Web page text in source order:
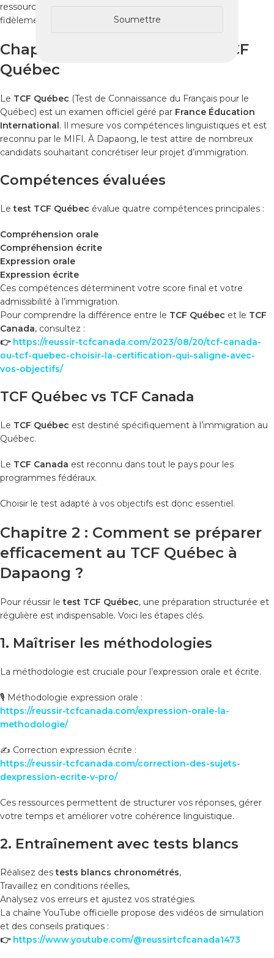
Soumettre
ressources fiables et les
fidèlement les conditions de l’examen réel.
Chapitre 1 : Présentation du TCF
Québec
Le TCF Québec (Test de Connaissance du Français pour le
Québec) est un examen officiel géré par France Éducation
International. Il mesure vos compétences linguistiques et est
reconnu par le MIFI. À Dapaong, le test attire de nombreux
candidats souhaitant concrétiser leur projet d’immigration.
Compétences évaluées
Letest TCF Québec évalue quatre compétences principales :
Compréhension orale
Compréhension écrite
Expression orale
Expression écrite
Ces compétences déterminent votre score final et votre
admissibilité à l’immigration.
Pour comprendre la différence entre le TCF Québec et le TCF
Canada, consultez :
👉 https://reussir-tcfcanada.com/2023/08/20/tcf-canada-
ou-tcf-quebec-choisir-la-certification-qui-saligne-avec-
vos-objectifs/
TCF Québec vs TCF Canada
Le TCF Québec est destiné spécifiquement à l’immigration au
Québec.
Le TCF Canada est reconnu dans tout le pays pour les
programmes fédéraux.
Choisir le test adapté à vos objectifs est donc essentiel.
Chapitre 2 : Comment se préparer
efficacement au TCF Québec à
Dapaong ?
Pour réussir letest TCF Québec, une préparation structurée et
régulière est indispensable. Voici les étapes clés.
1. Maîtriser les méthodologies
La méthodologie est cruciale pour l’expression orale et écrite.
🎙️ Méthodologie expression orale :
https://reussir-tcfcanada.com/expression-orale-la-
methodologie/
✍️ Correction expression écrite :
https://reussir-tcfcanada.com/correction-des-sujets-
dexpression-ecrite-v-pro/
Ces ressources permettent de structurer vos réponses, gérer
votre temps et améliorer votre cohérence linguistique.
2. Entraînement avec tests blancs
Réalisez destests blancs chronométrés,
Travaillez en conditions réelles,
Analysez vos erreurs et ajustez vos stratégies.
La chaîne YouTube officielle propose des vidéos de simulation
et des conseils pratiques :
👉 https://www.youtube.com/@reussirtcfcanada1473